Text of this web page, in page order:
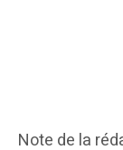
Note de la